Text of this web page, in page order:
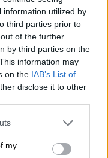
information utilized by
third parties prior to
of the further
by third parties on the
information may
on the IAB’s List of
disclose it to other
my
el debate